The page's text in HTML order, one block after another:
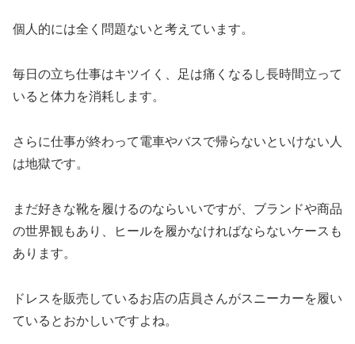
個人的には全く問題ないと考えています。
毎日の立ち仕事はキツイく、足は痛くなるし長時間立って
いると体力を消耗します。
さらに仕事が終わって電車やバスで帰らないといけない人
は地獄です。
まだ好きな靴を履けるのならいいですが、ブランドや商品
の世界観もあり、ヒールを履かなければならないケースも
あります。
ドレスを販売しているお店の店員さんがスニーカーを履い
ているとおかしいですよね。